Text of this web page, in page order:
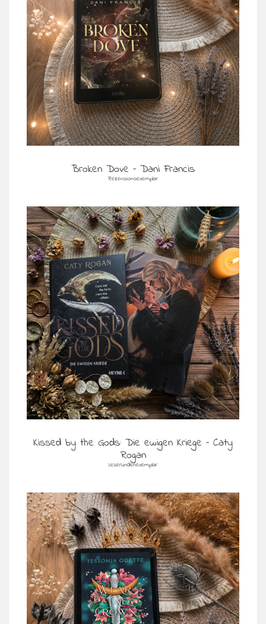
Broken Dove – Dani Francis
Rezensionsexemplar
Kissed by the Gods: Die ewigen Kriege – Caty
Rogan
Leserundenexemplar